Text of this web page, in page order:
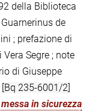
della Biblioteca
de
; prefazione di
Segre ; note
di Giuseppe
[Bq 235-6001/2]
in sicurezza